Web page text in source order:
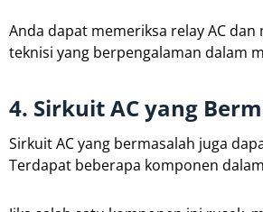
Anda dapat memeriksa relay AC
teknisi yang berpengalaman dalam
4. Sirkuit AC yang
Sirkuit AC yang bermasalah juga
Terdapat beberapa komponen